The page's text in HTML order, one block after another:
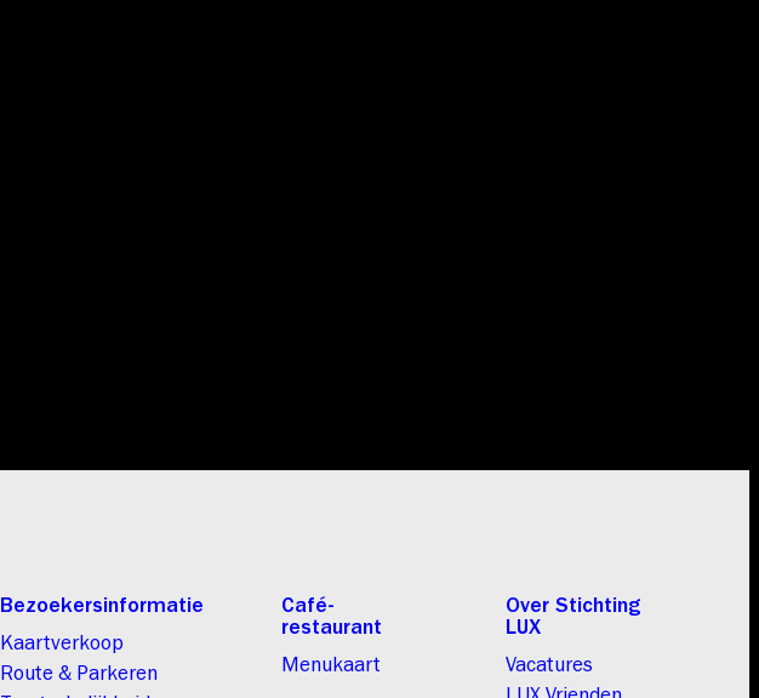
Bezoekersinformatie
Kaartverkoop
Route & Parkeren
Café-
restaurant
Menukaart
Over Stichting
LUX
Vacatures